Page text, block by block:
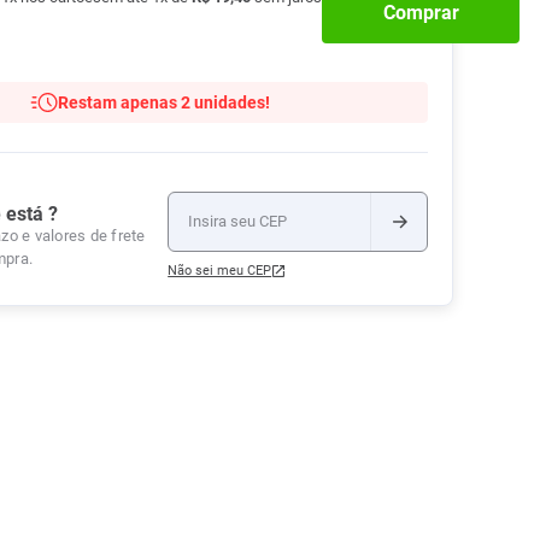
Protetor de Colchão
Roupas Íntimas
Comprar
Restam apenas 2 unidades!
está ?
e valores de frete
Não sei meu CEP